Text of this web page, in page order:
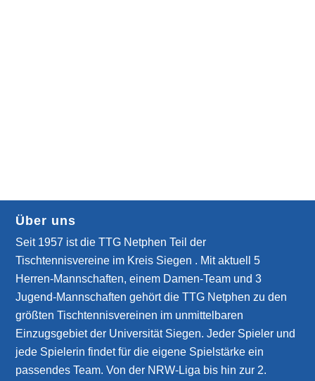
Über uns
Seit 1957 ist die TTG Netphen Teil der
Tischtennisvereine im Kreis Siegen . Mit aktuell 5
Herren-Mannschaften, einem Damen-Team und 3
Jugend-Mannschaften gehört die TTG Netphen zu den
größten Tischtennisvereinen im unmittelbaren
Einzugsgebiet der Universität Siegen. Jeder Spieler und
jede Spielerin findet für die eigene Spielstärke ein
passendes Team. Von der NRW-Liga bis hin zur 2.